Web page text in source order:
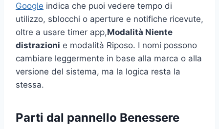
Google indica che puoi vedere tempo di
utilizzo, sblocchi o aperture e notifiche ricevute,
oltre a usare timer app,Modalità Niente
distrazioni e modalità Riposo. I nomi possono
cambiare leggermente in base alla marca o alla
versione del sistema, ma la logica resta la
stessa.
Parti dal pannello Benessere